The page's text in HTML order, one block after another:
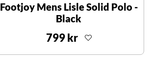
Footjoy Mens Lisle Solid Polo -
Black
799 kr